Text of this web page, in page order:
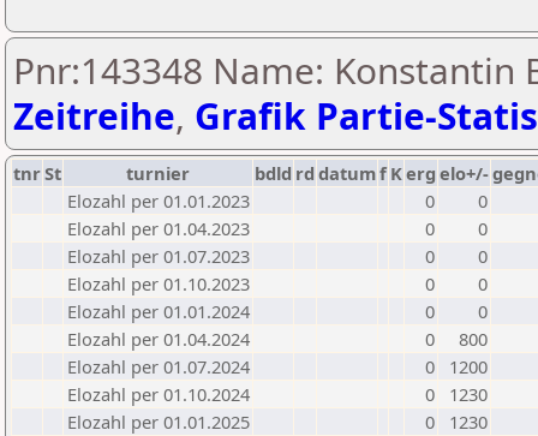
Pnr:143348 Name: Konstantin
Zeitreihe, Grafik Partie-
tnrSt turnier bdld rd datumf Kerg elo+/-
Elozahl per 01.01.2023
0
0
Elozahl per 01.04.2023
0
0
Elozahl per 01.07.2023
0
0
Elozahl per 01.10.2023
0
0
Elozahl per 01.01.2024
0
0
Elozahl per 01.04.2024
0
800
Elozahl per 01.07.2024
0
1200
Elozahl per 01.10.2024
0
1230
Elozahl per 01.01.2025
0
1230